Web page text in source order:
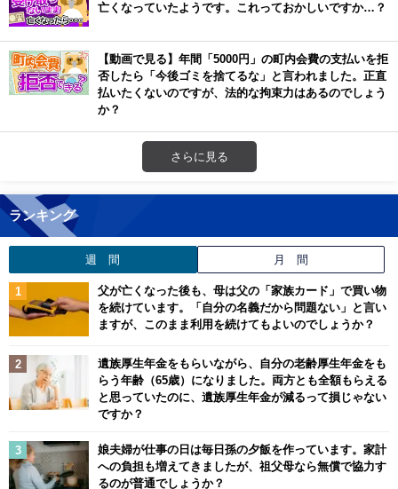
亡くなっていたようです。これっておかしいですか…？
【動画で見る】年間「5000円」の町内会費の支払いを拒
否したら「今後ゴミを捨てるな」と言われました。正直
払いたくないのですが、法的な拘束力はあるのでしょう
か？
さらに見る
ランキング
週 間 月 間
父が亡くなった後も、母は父の「家族カード」で買い物
を続けています。「自分の名義だから問題ない」と言い
ますが、このまま利用を続けてもよいのでしょうか？
遺族厚生年金をもらいながら、自分の老齢厚生年金をも
らう年齢（65歳）になりました。両方とも全額もらえる
と思っていたのに、遺族厚生年金が減るって損じゃない
ですか？
娘夫婦が仕事の日は毎日孫の夕飯を作っています。家計
への負担も増えてきましたが、祖父母なら無償で協力す
るのが普通でしょうか？